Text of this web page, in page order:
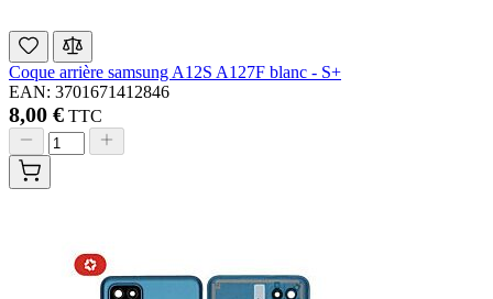
Coque arrière samsung A12S A127F blanc - S+
EAN: 3701671412846
8,00 € TTC